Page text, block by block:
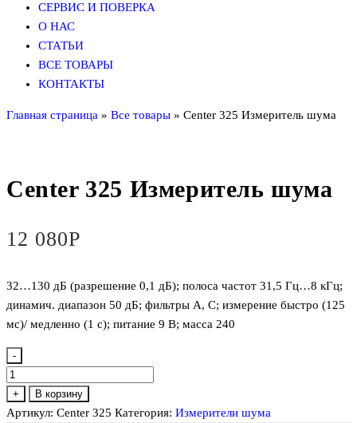
СЕРВИС И ПОВЕРКА
О НАС
СТАТЬИ
ВСЕ ТОВАРЫ
КОНТАКТЫ
Главная страница » Все товары » Center 325 Измеритель шума
Center 325 Измеритель шума
12 080Р
32…130 дБ (разрешение 0,1 дБ); полоса частот 31,5 Гц…8 кГц;
динамич. диапазон 50 дБ; фильтры А, С; измерение быстро (125
мс)/ медленно (1 с); питание 9 В; масса 240
-
Количество
товара
Center
+ В корзину
Артикул: Center 325 Категория: Измерители шума